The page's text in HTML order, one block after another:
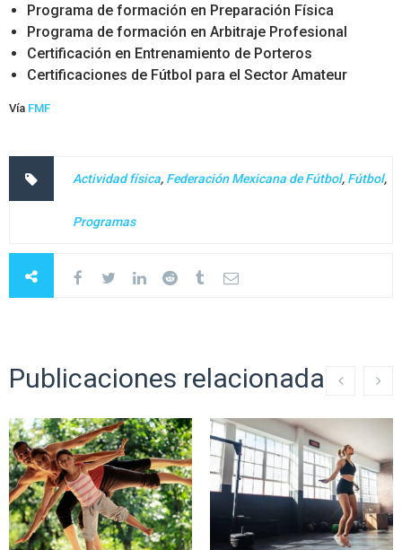
Programa de formación en Preparación Física
Programa de formación en Arbitraje Profesional
Certificación en Entrenamiento de Porteros
Certificaciones de Fútbol para el Sector Amateur
Vía FMF
Actividad física, Federación Mexicana de Fútbol, Fútbol,
Programas
Publicaciones relacionadas